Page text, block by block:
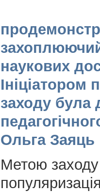
наукових
Ініціатором
заходу була
Ольга Заяць
Метою